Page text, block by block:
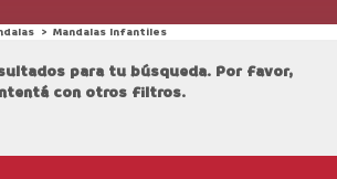
> Mandalas Infantiles
para tu búsqueda. Por favor,
con otros filtros.